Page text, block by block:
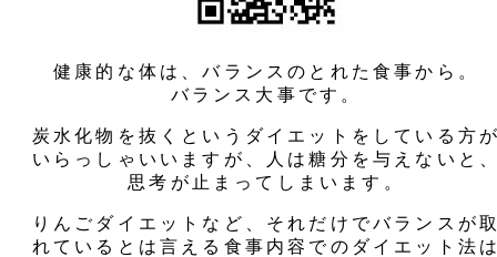
健康的な体は、バランスのとれた食事から。
バランス大事です。
炭水化物を抜くというダイエットをしている方
いらっしゃいいますが、人は糖分を与えないと
思考が止まってしまいます。
りんごダイエットなど、それだけでバランスが
れているとは言える食事内容でのダイエット法